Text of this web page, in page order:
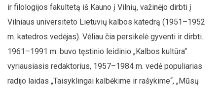
ir filologijos fakultetą iš Kauno į Vilnių, važinėjo dirbti į
Vilniaus universiteto Lietuvių kalbos katedrą (1951–1952
m. katedros vedėjas). Vėliau čia persikėlė gyventi ir dirbti.
1961–1991 m. buvo tęstinio leidinio „Kalbos kultūra“
vyriausiasis redaktorius, 1957–1984 m. vedė populiarias
radijo laidas „Taisyklingai kalbėkime ir rašykime“, „Mūsų